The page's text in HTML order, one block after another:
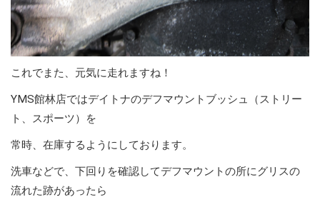
これでまた、元気に走れますね！
YMS館林店ではデイトナのデフマウントブッシュ（ストリー
ト、スポーツ）を
常時、在庫するようにしております。
洗車などで、下回りを確認してデフマウントの所にグリスの
流れた跡があったら